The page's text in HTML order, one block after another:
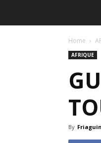
Home
AFRIQUE
By